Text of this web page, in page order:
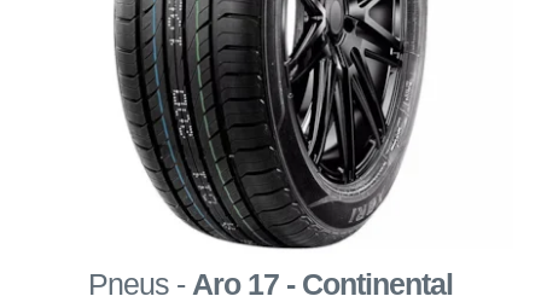
Pneus - Aro 17 - Continental